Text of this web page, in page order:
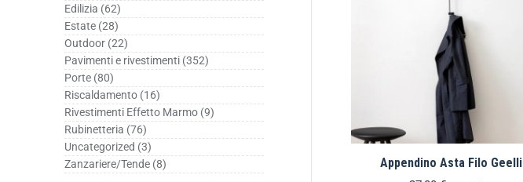
Appendino Asta Filo Geelli
Edilizia (62)
Estate (28)
Outdoor (22)
Pavimenti e rivestimenti (352)
Porte (80)
Riscaldamento (16)
Rivestimenti Effetto Marmo (9)
Rubinetteria (76)
Uncategorized (3)
Zanzariere/Tende (8)